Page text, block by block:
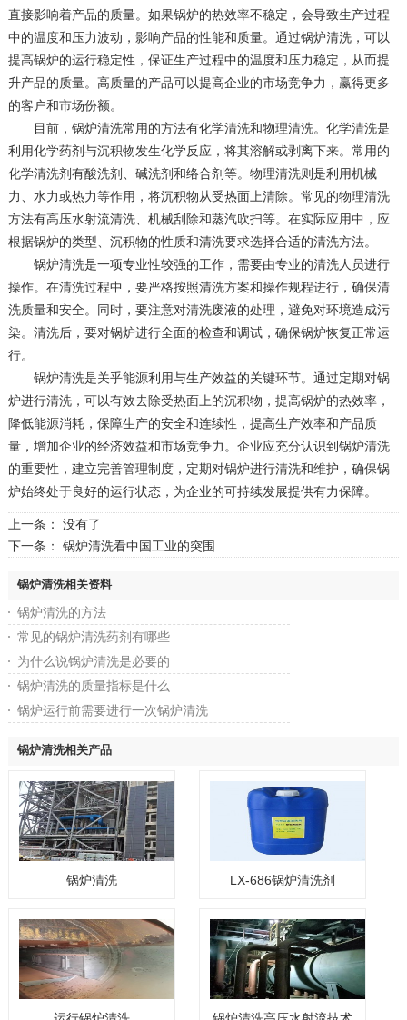
直接影响着产品的质量。如果锅炉的热效率不稳定，会导致生产过程
中的温度和压力波动，影响产品的性能和质量。通过锅炉清洗，可以
提高锅炉的运行稳定性，保证生产过程中的温度和压力稳定，从而提
升产品的质量。高质量的产品可以提高企业的市场竞争力，赢得更多
的客户和市场份额。
目前，锅炉清洗常用的方法有化学清洗和物理清洗。化学清洗是
利用化学药剂与沉积物发生化学反应，将其溶解或剥离下来。常用的
化学清洗剂有酸洗剂、碱洗剂和络合剂等。物理清洗则是利用机械
力、水力或热力等作用，将沉积物从受热面上清除。常见的物理清洗
方法有高压水射流清洗、机械刮除和蒸汽吹扫等。在实际应用中，应
根据锅炉的类型、沉积物的性质和清洗要求选择合适的清洗方法。
锅炉清洗是一项专业性较强的工作，需要由专业的清洗人员进行
操作。在清洗过程中，要严格按照清洗方案和操作规程进行，确保清
洗质量和安全。同时，要注意对清洗废液的处理，避免对环境造成污
染。清洗后，要对锅炉进行全面的检查和调试，确保锅炉恢复正常运
行。
锅炉清洗是关乎能源利用与生产效益的关键环节。通过定期对锅
炉进行清洗，可以有效去除受热面上的沉积物，提高锅炉的热效率，
降低能源消耗，保障生产的安全和连续性，提高生产效率和产品质
量，增加企业的经济效益和市场竞争力。企业应充分认识到锅炉清洗
的重要性，建立完善管理制度，定期对锅炉进行清洗和维护，确保锅
炉始终处于良好的运行状态，为企业的可持续发展提供有力保障。
上一条： 没有了
下一条： 锅炉清洗看中国工业的突围
锅炉清洗相关资料
锅炉清洗的方法
常见的锅炉清洗药剂有哪些
为什么说锅炉清洗是必要的
锅炉清洗的质量指标是什么
锅炉运行前需要进行一次锅炉清洗
锅炉清洗相关产品
锅炉清洗 LX-686锅炉清洗剂